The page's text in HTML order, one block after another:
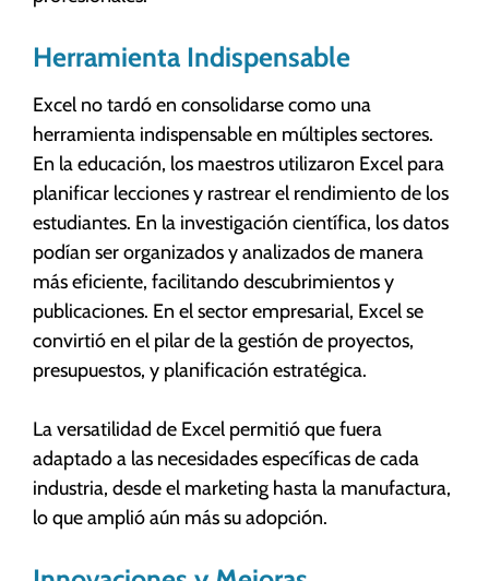
Herramienta Indispensable
Excel no tardó en consolidarse como una
herramienta indispensable en múltiples sectores.
En la educación, los maestros utilizaron Excel para
planificar lecciones y rastrear el rendimiento de los
estudiantes. En la investigación científica, los datos
podían ser organizados y analizados de manera
más eficiente, facilitando descubrimientos y
publicaciones. En el sector empresarial, Excel se
convirtió en el pilar de la gestión de proyectos,
presupuestos, y planificación estratégica.
La versatilidad de Excel permitió que fuera
adaptado a las necesidades específicas de cada
industria, desde el marketing hasta la manufactura,
lo que amplió aún más su adopción.